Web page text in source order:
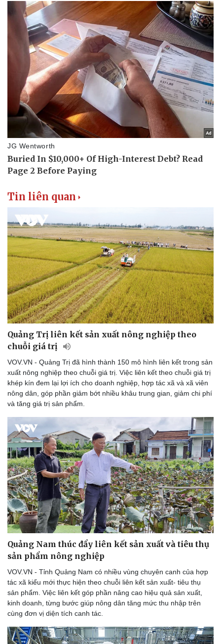
Doanh nghiệp
Thông tin doanh nghiệp
Doanh nhân
Vì cộng đồng
Công nghệ
Trải nghiệm
Chuyển đổi số
Tin liên quan
Quảng Trị liên kết sản xuất nông nghiệp theo
chuỗi giá trị
VOV.VN - Quảng Trị đã hình thành 150 mô hình liên kết trong sản
xuất nông nghiệp theo chuỗi giá trị. Việc liên kết theo chuỗi giá trị
khép kín đem lại lợi ích cho doanh nghiệp, hợp tác xã và xã viên
nông dân, góp phần giảm bớt nhiều khâu trung gian, giảm chi phí
và tăng giá trị sản phẩm.
Quảng Nam thúc đẩy liên kết sản xuất và tiêu thụ
sản phẩm nông nghiệp
VOV.VN - Tỉnh Quảng Nam có nhiều vùng chuyên canh của hợp
tác xã kiểu mới thực hiện theo chuỗi liên kết sản xuất- tiêu thụ
sản phẩm. Việc liên kết góp phần nâng cao hiệu quả sản xuất,
kinh doanh, từng bước giúp nông dân tăng mức thu nhập trên
cùng đơn vị diện tích canh tác.